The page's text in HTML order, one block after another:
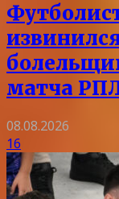
матча
08.08.2026
16